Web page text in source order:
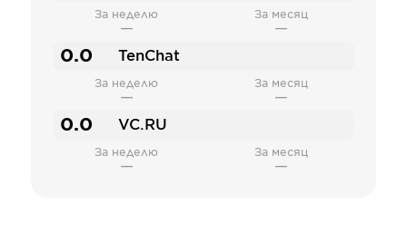
За неделю
—
За месяц
—
0.0 TenChat
За неделю
—
За месяц
—
0.0 VC.RU
За неделю
—
За месяц
—